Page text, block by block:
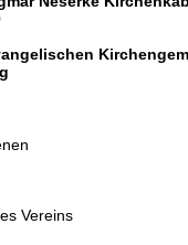
Vereins